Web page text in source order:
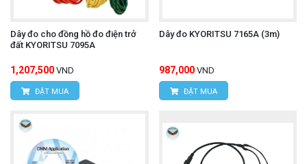
Dây đo cho đồng hồ đo điện trở
đất KYORITSU 7095A
1,207,500 VND
ĐẶT MUA
Dây đo KYORITSU 7165A (3m)
987,000 VND
ĐẶT MUA